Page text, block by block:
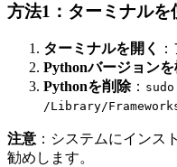
方法1：ターミナルを
ターミナルを開く
Pythonバージョン
Pythonを削除：
/Library/
注意 ：システムにインス
勧めします。